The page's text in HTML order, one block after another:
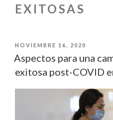
EXITOSAS
PUBLICADO
NOVIEMBRE 16, 2020
Aspectos para una
exitosa post-COVID